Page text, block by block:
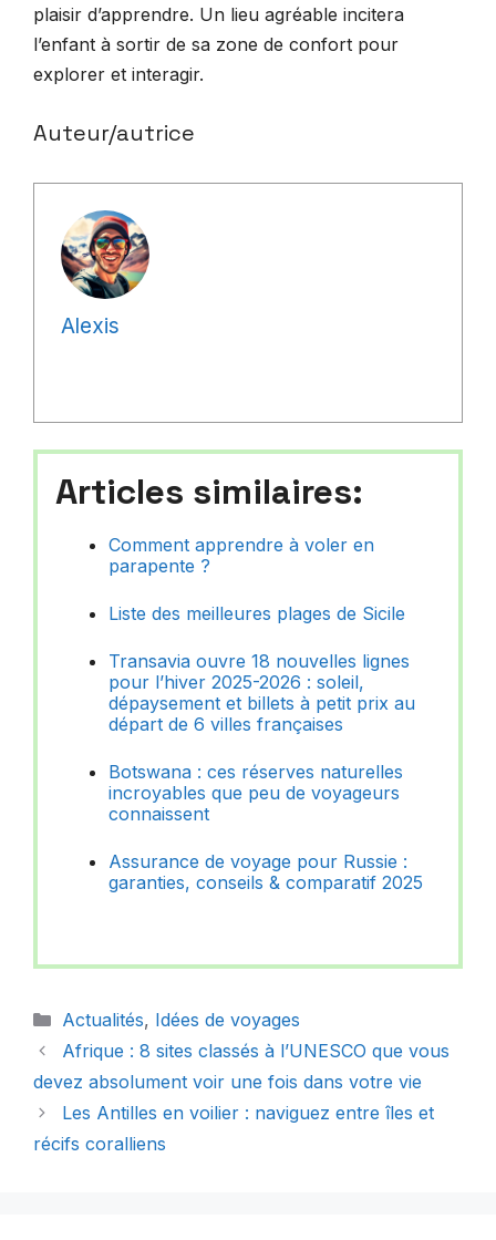
plaisir d’apprendre. Un lieu agréable incitera
l’enfant à sortir de sa zone de confort pour
explorer et interagir.
Auteur/autrice
Alexis
Articles similaires:
Comment apprendre à voler en
parapente ?
Liste des meilleures plages de Sicile
Transavia ouvre 18 nouvelles lignes
pour l’hiver 2025-2026 : soleil,
dépaysement et billets à petit prix au
départ de 6 villes françaises
Botswana : ces réserves naturelles
incroyables que peu de voyageurs
connaissent
Assurance de voyage pour Russie :
garanties, conseils & comparatif 2025
Catégories
Actualités, Idées de voyages
Afrique : 8 sites classés à l’UNESCO que vous
devez absolument voir une fois dans votre vie
Les Antilles en voilier : naviguez entre îles et
récifs coralliens